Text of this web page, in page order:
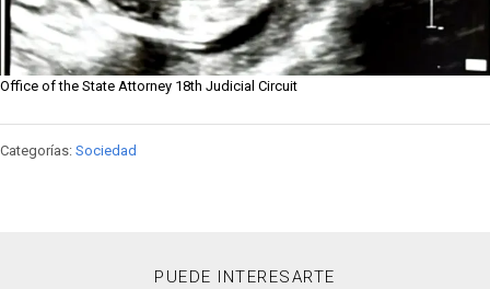
Office of the State Attorney 18th Judicial Circuit
Categorías: Sociedad
PUEDE INTERESARTE